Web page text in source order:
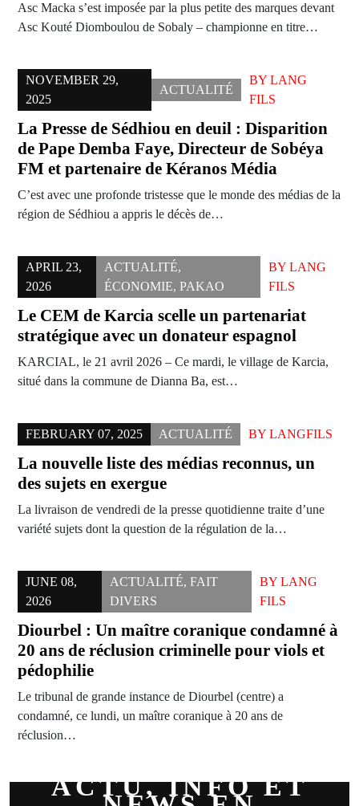
Asc Macka s’est imposée par la plus petite des marques devant
Asc Kouté Diomboulou de Sobaly – championne en titre…
NOVEMBER 29,
2025
ACTUALITÉ
BY LANG
FILS
La Presse de Sédhiou en deuil : Disparition
de Pape Demba Faye, Directeur de Sobéya
FM et partenaire de Kéranos Média
C’est avec une profonde tristesse que le monde des médias de la
région de Sédhiou a appris le décès de…
APRIL 23,
2026
ACTUALITÉ,
ÉCONOMIE,PAKAO
BYLANG
FILS
Le CEM de Karcia scelle un partenariat
stratégique avec un donateur espagnol
KARCIAL, le 21 avril 2026 – Ce mardi, le village de Karcia,
situé dans la commune de Dianna Ba, est…
FEBRUARY 07, 2025 ACTUALITÉ BY LANGFILS
La nouvelle liste des médias reconnus, un
des sujets en exergue
La livraison de vendredi de la presse quotidienne traite d’une
variété sujets dont la question de la régulation de la…
JUNE 08,
2026
ACTUALITÉ, FAIT
DIVERS
BY LANG
FILS
Diourbel : Un maître coranique condamné à
20 ans de réclusion criminelle pour viols et
pédophilie
Le tribunal de grande instance de Diourbel (centre) a
condamné, ce lundi, un maître coranique à 20 ans de
réclusion…
ACTU, INFO ET